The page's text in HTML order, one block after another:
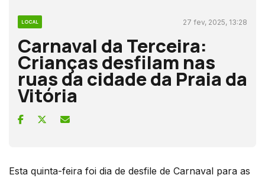
LOCAL 27 fev, 2025, 13:28
Carnaval da Terceira:
Crianças desfilam nas
ruas da cidade da Praia da
Vitória
Esta quinta-feira foi dia de desfile de Carnaval para as